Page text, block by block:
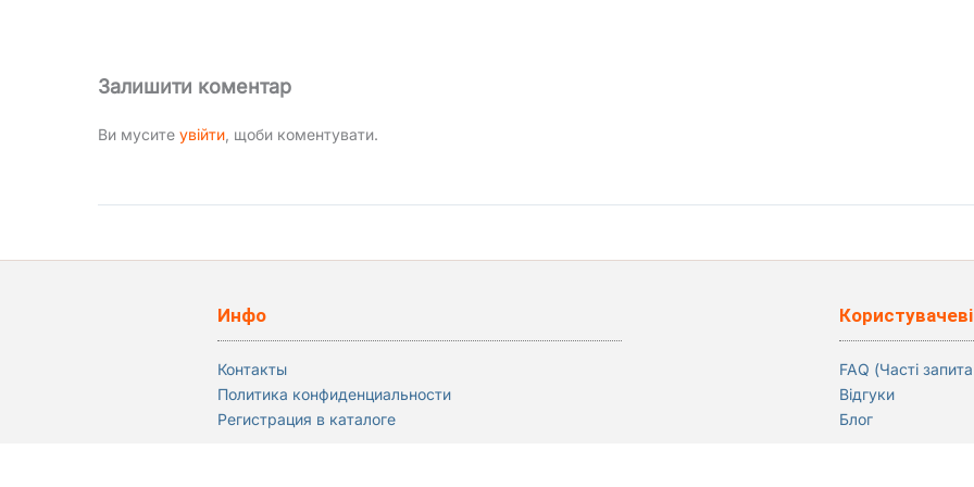
Залишити коментар
Ви мусите увійти , щоби коментувати.
Инфо
Контакты
Политика конфиденциальности
Регистрация в каталоге
Користувачеві
FAQ (Часті
Відгуки
Блог